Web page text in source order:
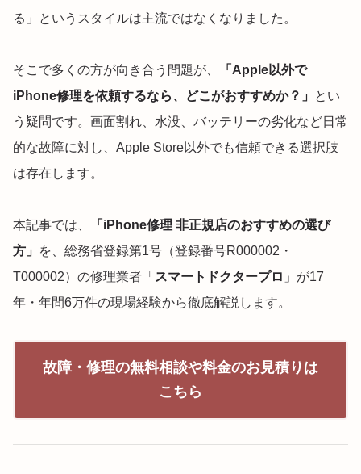
る」というスタイルは主流ではなくなりました。
そこで多くの方が向き合う問題が、
「Apple以外で
iPhone修理を依頼するなら、どこがおすすめか？」 とい
う疑問です。画面割れ、水没、バッテリーの劣化など日常
的な故障に対し、Apple Store以外でも信頼できる選択肢
は存在します。
本記事では、
「iPhone修理 非正規店のおすすめの選び
方」 を、総務省登録第1号（登録番号R000002・
T000002）の修理業者「 スマートドクタープロ 」が17
年・年間6万件の現場経験から徹底解説します。
故障・修理の無料相談や料金のお見積りは
こちら